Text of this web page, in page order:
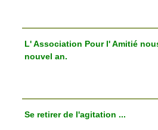
L' Association Pour l' Amitié
nouvel an.
Se retirer de l'agitation ...